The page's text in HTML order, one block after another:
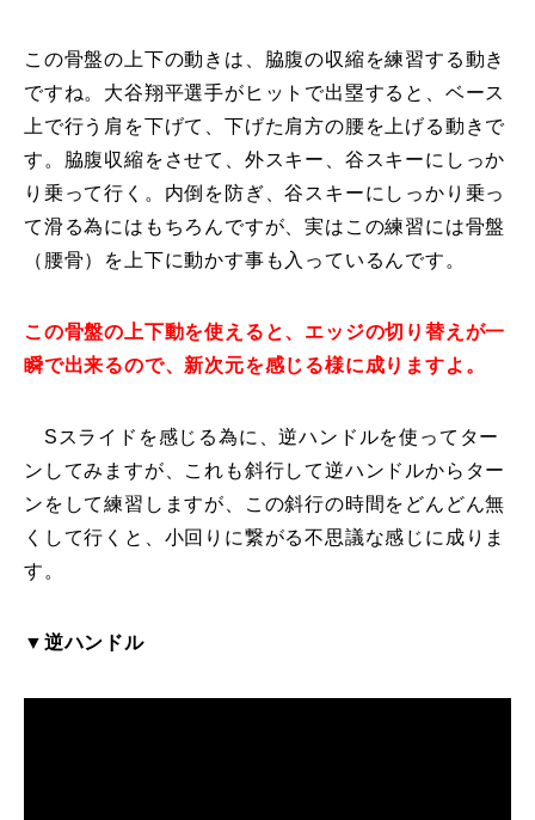
この骨盤の上下の動きは、脇腹の収縮を練習する動き
ですね。大谷翔平選手がヒットで出塁すると、ベース
上で行う肩を下げて、下げた肩方の腰を上げる動きで
す。脇腹収縮をさせて、外スキー、谷スキーにしっか
り乗って行く。内倒を防ぎ、谷スキーにしっかり乗っ
て滑る為にはもちろんですが、実はこの練習には骨盤
（腰骨）を上下に動かす事も入っているんです。
この骨盤の上下動を使えると、エッジの切り替えが一
瞬で出来るので、新次元を感じる様に成りますよ。
Sスライドを感じる為に、逆ハンドルを使ってター
ンしてみますが、これも斜行して逆ハンドルからター
ンをして練習しますが、この斜行の時間をどんどん無
くして行くと、小回りに繋がる不思議な感じに成りま
す。
▼逆ハンドル